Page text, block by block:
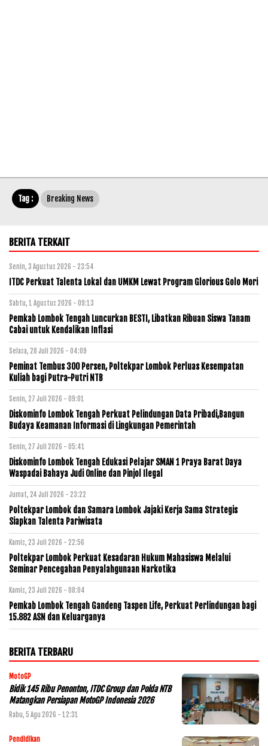
Tag : Breaking News
BERITA TERKAIT
Senin, 3 Agustus 2026 - 23:54
ITDC Perkuat Talenta Lokal dan UMKM Lewat Program Glorious Golo Mori
Sabtu, 1 Agustus 2026 - 09:13
Pemkab Lombok Tengah Luncurkan BESTI, Libatkan Ribuan Siswa Tanam
Cabai untuk Kendalikan Inflasi
Selasa, 28 Juli 2026 - 04:09
Peminat Tembus 300 Persen, Poltekpar Lombok Perluas Kesempatan
Kuliah bagi Putra-Putri NTB
Senin, 27 Juli 2026 - 09:01
Diskominfo Lombok Tengah Perkuat Pelindungan Data Pribadi,Bangun
Budaya Keamanan Informasi di Lingkungan Pemerintah
Senin, 27 Juli 2026 - 05:41
Diskominfo Lombok Tengah Edukasi Pelajar SMAN 1 Praya Barat Daya
Waspadai Bahaya Judi Online dan Pinjol Ilegal
Jumat, 24 Juli 2026 - 23:22
Poltekpar Lombok dan Samara Lombok Jajaki Kerja Sama Strategis
Siapkan Talenta Pariwisata
Kamis, 23 Juli 2026 - 22:56
Poltekpar Lombok Perkuat Kesadaran Hukum Mahasiswa Melalui
Seminar Pencegahan Penyalahgunaan Narkotika
Kamis, 23 Juli 2026 - 08:04
Pemkab Lombok Tengah Gandeng Taspen Life, Perkuat Perlindungan bagi
15.882 ASN dan Keluarganya
BERITA TERBARU
MotoGP
Bidik 145 Ribu Penonton, ITDC Group dan Polda NTB
Matangkan Persiapan MotoGP Indonesia 2026
Rabu, 5 Agu 2026 - 12:31
Pendidikan